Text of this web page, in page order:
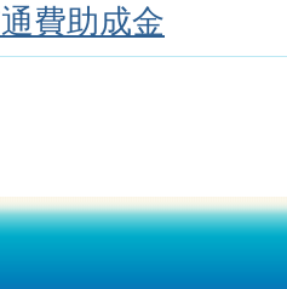
費助成金